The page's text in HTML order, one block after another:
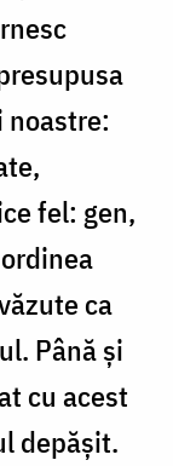
fel: gen,
ca
Până și
cu acest
depășit.